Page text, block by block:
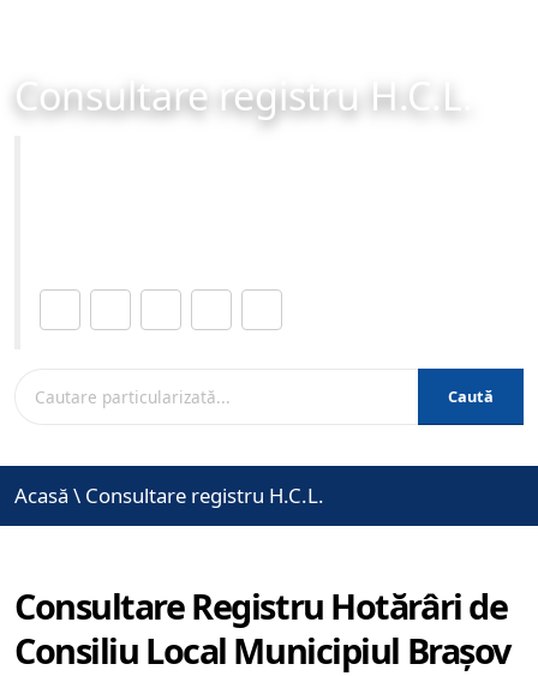
Consultare registru H.C.L.
Caută
Acasă \ Consultare registru H.C.L.
Consultare Registru Hotărâri de
Consiliu Local Municipiul Brașov